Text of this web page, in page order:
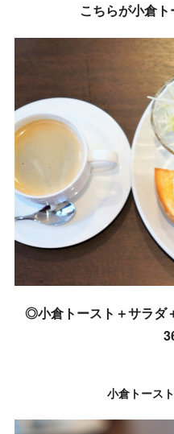
こちらが小倉
◎小倉トースト＋サラ
小倉トース